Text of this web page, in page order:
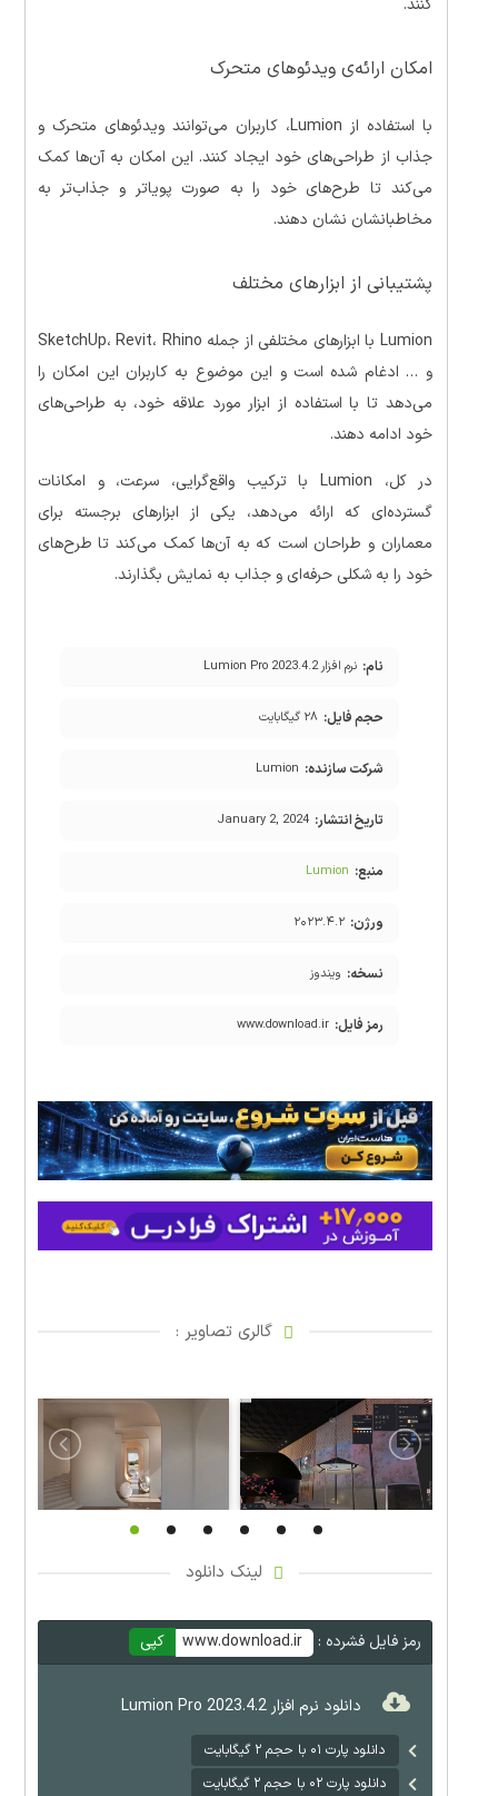
کنند.
امکان ارائه‌ی ویدئوهای متحرک
با استفاده از Lumion، کاربران می‌توانند ویدئوهای متحرک و
جذاب از طراحی‌های خود ایجاد کنند. این امکان به آن‌ها کمک
می‌کند تا طرح‌های خود را به صورت پویاتر و جذاب‌تر به
مخاطبانشان نشان دهند.
پشتیبانی از ابزارهای مختلف
Lumion با ابزارهای مختلفی از جمله SketchUp، Revit، Rhino
و … ادغام شده است و این موضوع به کاربران این امکان را
می‌دهد تا با استفاده از ابزار مورد علاقه خود، به طراحی‌های
خود ادامه دهند.
در کل، Lumion با ترکیب واقع‌گرایی، سرعت، و امکانات
گسترده‌ای که ارائه می‌دهد، یکی از ابزارهای برجسته برای
معماران و طراحان است که به آن‌ها کمک می‌کند تا طرح‌های
خود را به شکلی حرفه‌ای و جذاب به نمایش بگذارند.
نام: نرم افزار Lumion Pro 2023.4.2
حجم فایل: ۲۸ گیگابایت
شرکت سازنده: Lumion
تاریخ انتشار: January 2, 2024
منبع: Lumion
ورژن: ۲۰۲۳.۴.۲
نسخه: ویندوز
رمز فایل: www.download.ir
گالری تصاویر :
لینک دانلود
رمز فایل فشرده : www.download.ir کپی
دانلود نرم افزار Lumion Pro 2023.4.2
دانلود پارت ۰۱ با حجم ۲ گیگابایت
دانلود پارت ۰۲ با حجم ۲ گیگابایت